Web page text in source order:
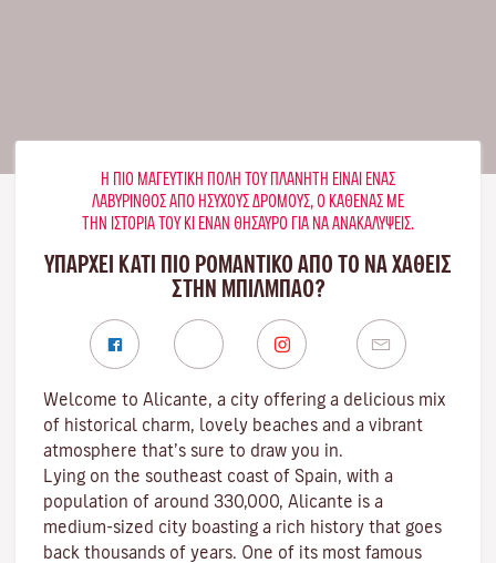
Η ΠΙΟ ΜΑΓΕΥΤΙΚΉ ΠΌΛΗ ΤΟΥ ΠΛΑΝΉΤΗ ΕΊΝΑΙ ΈΝΑΣ
ΛΑΒΎΡΙΝΘΟΣ ΑΠΌ ΉΣΥΧΟΥΣ ΔΡΌΜΟΥΣ, Ο ΚΑΘΈΝΑΣ ΜΕ
ΤΗΝ ΙΣΤΟΡΊΑ ΤΟΥ ΚΙ ΈΝΑΝ ΘΗΣΑΥΡΌ ΓΙΑ ΝΑ ΑΝΑΚΑΛΎΨΕΙΣ.
ΥΠΑΡΧΕΙ ΚΑΤΙ ΠΙΟ ΡΟΜΑΝΤΙΚΟ ΑΠΟ ΤΟ ΝΑ ΧΑΘΕΙΣ
ΣΤΗΝ ΜΠΙΛΜΠΆΟ?
Welcome to Alicante, a city offering a delicious mix
of historical charm, lovely beaches and a vibrant
atmosphere that’s sure to draw you in.
Lying on the southeast coast of Spain, with a
population of around 330,000, Alicante is a
medium-sized city boasting a rich history that goes
back thousands of years. One of its most famous